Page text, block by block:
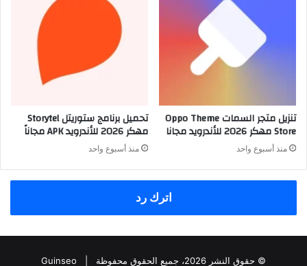
تنزيل متجر السمات Oppo Theme
Store مهكر 2026 للأندرويد مجانا
منذ أسبوع واحد
تحميل برنامج ستوريتل Storytel
مهكر 2026 للأندرويد APK مجاناً
منذ أسبوع واحد
اترك رد
© حقوق النشر 2026، جميع الحقوق محفوظة | Guinseo